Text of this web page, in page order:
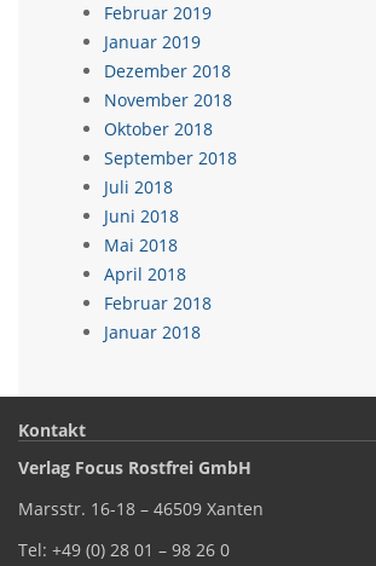
Februar 2019
Januar 2019
Dezember 2018
November 2018
Oktober 2018
September 2018
Juli 2018
Juni 2018
Mai 2018
April 2018
Februar 2018
Januar 2018
Kontakt
Verlag Focus Rostfrei GmbH
Marsstr. 16-18 – 46509 Xanten
Tel: +49 (0) 28 01 – 98 26 0